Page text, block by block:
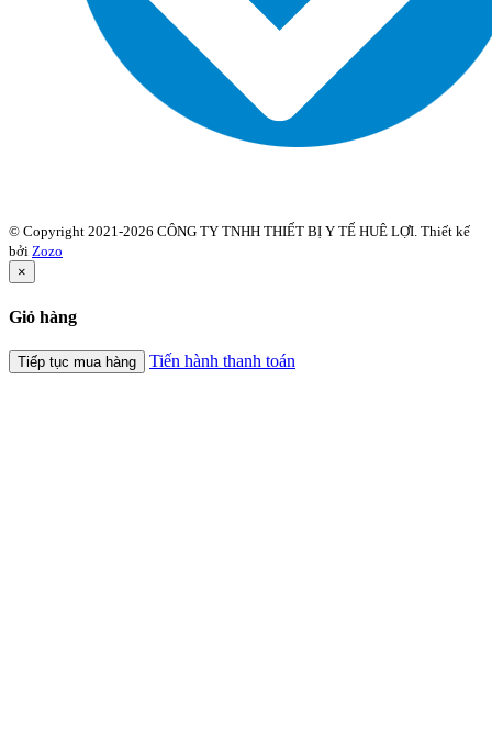
© Copyright 2021-2026 CÔNG TY TNHH THIẾT BỊ Y TẾ HUÊ LỢI. Thiết kế
bởi Zozo
×
Giỏ hàng
Tiếp tục mua hàng Tiến hành thanh toán